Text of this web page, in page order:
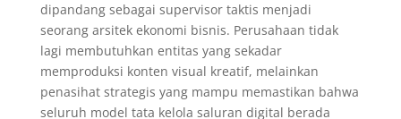
dipandang sebagai supervisor taktis menjadi
seorang arsitek ekonomi bisnis. Perusahaan tidak
lagi membutuhkan entitas yang sekadar
memproduksi konten visual kreatif, melainkan
penasihat strategis yang mampu memastikan bahwa
seluruh model tata kelola saluran digital berada